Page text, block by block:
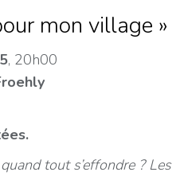
mon village »
, 20h00
tout s’effondre ? Les